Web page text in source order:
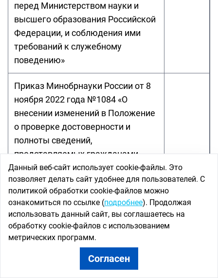
перед Министерством науки и
высшего образования Российской
Федерации, и соблюдения ими
требований к служебному
поведению»
Приказ Минобрнауки России от 8
ноября 2022 года №1084 «О
внесении изменений в Положение
о проверке достоверности и
полноты сведений,
представляемых гражданами,
претендующими на замещение
должностей в организациях,
созданных для выполнения задач,
поставленных перед
Министерством науки и высшего
образования Российской
Федерации, и работниками,
замещающими должности в
Данный веб-сайт использует cookie-файлы. Это
позволяет делать сайт удобнее для пользователей. С
политикой обработки cookie-файлов можно
ознакомиться по ссылке (подробнее). Продолжая
использовать данный сайт, вы соглашаетесь на
обработку cookie-файлов с использованием
метрических программ.
Согласен